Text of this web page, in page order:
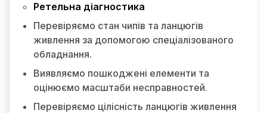
Ретельна діагностика
Перевіряємо стан чипів та ланцюгів
живлення за допомогою спеціалізованого
обладнання.
Виявляємо пошкоджені елементи та
оцінюємо масштаби несправностей.
Перевіряємо цілісність ланцюгів живлення